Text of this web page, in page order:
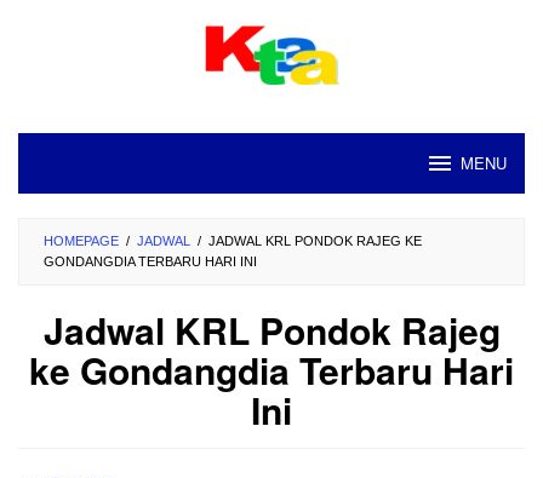
MENU
HOMEPAGE / JADWAL / JADWAL KRL PONDOK RAJEG KE
GONDANGDIA TERBARU HARI INI
Jadwal KRL Pondok Rajeg
ke Gondangdia Terbaru Hari
Ini